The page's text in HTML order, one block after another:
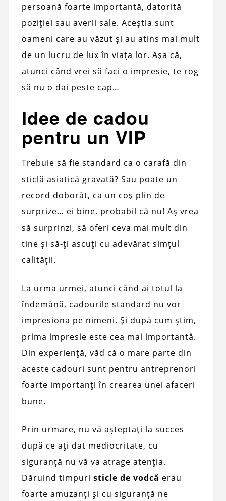
persoană foarte importantă, datorită
poziţiei sau averii sale. Aceștia sunt
oameni care au văzut și au atins mai mult
de un lucru de lux în viața lor. Așa că,
atunci când vrei să faci o impresie, te rog
să nu o dai peste cap…
Idee de cadou
pentru un VIP
Trebuie să fie standard ca o carafă din
sticlă asiatică gravată? Sau poate un
record doborât, ca un coș plin de
surprize… ei bine, probabil că nu! Aș vrea
să surprinzi, să oferi ceva mai mult din
tine și să-ți ascuți cu adevărat simțul
calității.
La urma urmei, atunci când ai totul la
îndemână, cadourile standard nu vor
impresiona pe nimeni. Și după cum știm,
prima impresie este cea mai importantă.
Din experiență, văd că o mare parte din
aceste cadouri sunt pentru antreprenori
foarte importanți în crearea unei afaceri
bune.
Prin urmare, nu vă așteptați la succes
după ce ați dat mediocritate, cu
siguranță nu vă va atrage atenția.
Dăruind timpuri sticle de vodcă erau
foarte amuzanți și cu siguranță ne